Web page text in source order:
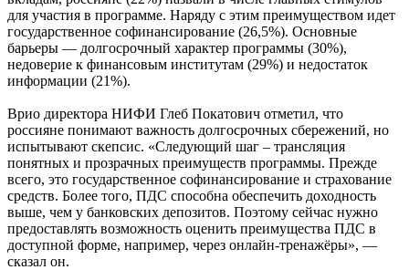
для участия в программе. Наряду с этим преимуществом идет
государственное софинансирование (26,5%). Основные
барьеры — долгосрочный характер программы (30%),
недоверие к финансовым институтам (29%) и недостаток
информации (21%).
Врио директора НИФИ Глеб Покатович отметил, что
россияне понимают важность долгосрочных сбережений, но
испытывают скепсис. «Следующий шаг – трансляция
понятных и прозрачных преимуществ программы. Прежде
всего, это государственное софинансирование и страхование
средств. Более того, ПДС способна обеспечить доходность
выше, чем у банковских депозитов. Поэтому сейчас нужно
предоставлять возможность оценить преимущества ПДС в
доступной форме, например, через онлайн-тренажёры», —
сказал он.